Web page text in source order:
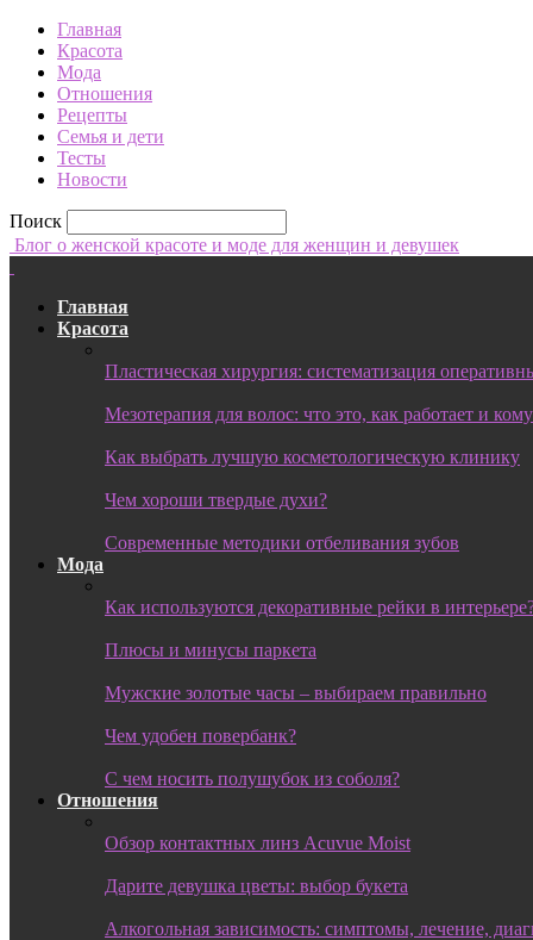
Главная
Красота
Мода
Отношения
Рецепты
Семья и дети
Тесты
Новости
Поиск
Блог о женской красоте и моде для женщин и девушек
Главная
Красота
Пластическая хирургия: систематизация
Мезотерапия для волос: что это, как работает и
Как выбрать лучшую косметологическую клинику
Чем хороши твердые духи?
Современные методики отбеливания зубов
Мода
Как используются декоративные рейки в
Плюсы и минусы паркета
Мужские золотые часы – выбираем правильно
Чем удобен повербанк?
С чем носить полушубок из соболя?
Отношения
Обзор контактных линз Acuvue Moist
Дарите девушка цветы: выбор букета
Алкогольная зависимость: симптомы, лечение,